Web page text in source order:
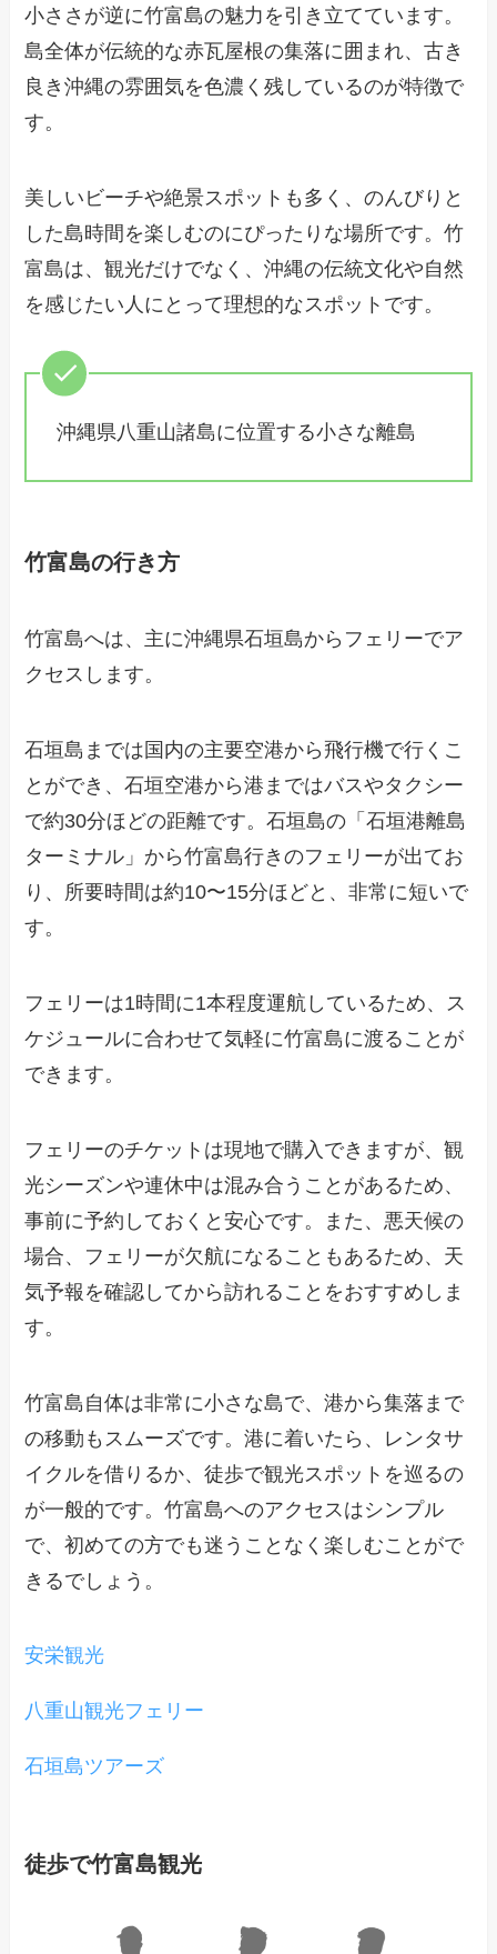
小ささが逆に竹富島の魅力を引き立てています。
島全体が伝統的な赤瓦屋根の集落に囲まれ、古き
良き沖縄の雰囲気を色濃く残しているのが特徴で
す。
美しいビーチや絶景スポットも多く、のんびりと
した島時間を楽しむのにぴったりな場所です。竹
富島は、観光だけでなく、沖縄の伝統文化や自然
を感じたい人にとって理想的なスポットです。
沖縄県八重山諸島に位置する小さな離島
竹富島の行き方
竹富島へは、主に沖縄県石垣島からフェリーでア
クセスします。
石垣島までは国内の主要空港から飛行機で行くこ
とができ、石垣空港から港まではバスやタクシー
で約30分ほどの距離です。石垣島の「石垣港離島
ターミナル」から竹富島行きのフェリーが出てお
り、所要時間は約10〜15分ほどと、非常に短いで
す。
フェリーは1時間に1本程度運航しているため、ス
ケジュールに合わせて気軽に竹富島に渡ることが
できます。
フェリーのチケットは現地で購入できますが、観
光シーズンや連休中は混み合うことがあるため、
事前に予約しておくと安心です。また、悪天候の
場合、フェリーが欠航になることもあるため、天
気予報を確認してから訪れることをおすすめしま
す。
竹富島自体は非常に小さな島で、港から集落まで
の移動もスムーズです。港に着いたら、レンタサ
イクルを借りるか、徒歩で観光スポットを巡るの
が一般的です。竹富島へのアクセスはシンプル
で、初めての方でも迷うことなく楽しむことがで
きるでしょう。
安栄観光
八重山観光フェリー
石垣島ツアーズ
徒歩で竹富島観光